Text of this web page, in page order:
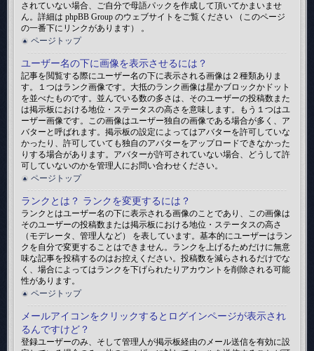
されていない場合、ご自分で母語パックを作成して頂いてかまいませ
ん。詳細は phpBB Group のウェブサイトをご覧ください （このページ
の一番下にリンクがあります） 。
ページトップ
ユーザー名の下に画像を表示させるには？
記事を閲覧する際にユーザー名の下に表示される画像は２種類ありま
す。１つはランク画像です。大抵のランク画像は星かブロックかドット
を並べたものです。並んでいる数の多さは、そのユーザーの投稿数また
は掲示板における地位・ステータスの高さを意味します。もう１つはユ
ーザー画像です。この画像はユーザー独自の画像である場合が多く、ア
バターと呼ばれます。掲示板の設定によってはアバターを許可していな
かったり、許可していても独自のアバターをアップロードできなかった
りする場合があります。アバターが許可されていない場合、どうして許
可していないのかを管理人にお問い合わせください。
ページトップ
ランクとは？ ランクを変更するには？
ランクとはユーザー名の下に表示される画像のことであり、この画像は
そのユーザーの投稿数または掲示板における地位・ステータスの高さ
（モデレータ、管理人など） を表しています。基本的にユーザーはラン
クを自分で変更することはできません。ランクを上げるためだけに無意
味な記事を投稿するのはお控えください。投稿数を減らされるだけでな
く、場合によってはランクを下げられたりアカウントを削除される可能
性があります。
ページトップ
メールアイコンをクリックするとログインページが表示され
るんですけど？
登録ユーザーのみ、そして管理人が掲示板経由のメール送信を有効に設